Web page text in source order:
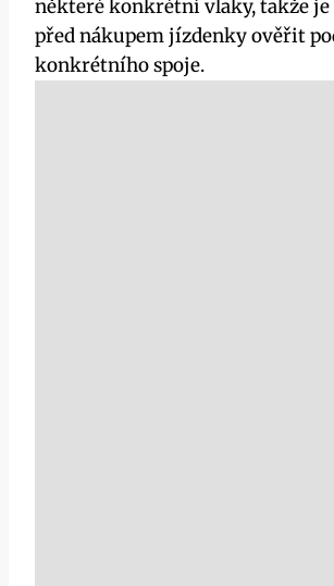
některé konkrétní vlaky, takže je
před nákupem jízdenky ověřit
konkrétního spoje.